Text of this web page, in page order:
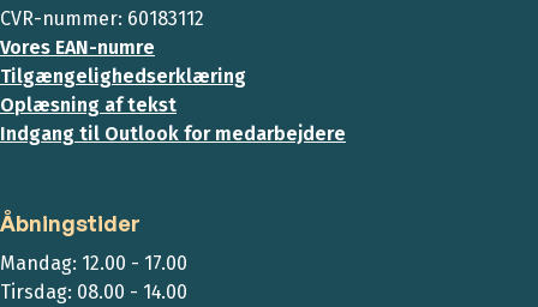
CVR-nummer: 60183112
Vores EAN-numre
Tilgængelighedserklæring
Oplæsning af tekst
Indgang til Outlook for medarbejdere
Åbningstider
Mandag: 12.00 - 17.00
Tirsdag: 08.00 - 14.00